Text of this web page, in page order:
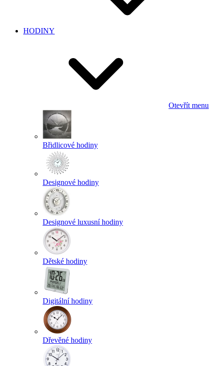
HODINY
Otevřít menu
Břidlicové hodiny
Designové hodiny
Designové luxusní hodiny
Dětské hodiny
Digitální hodiny
Dřevěné hodiny